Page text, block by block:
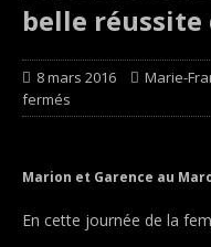
belle réussite
8 mars 2016 Marie-
fermés
Marion et Garence au
En cette journée de la